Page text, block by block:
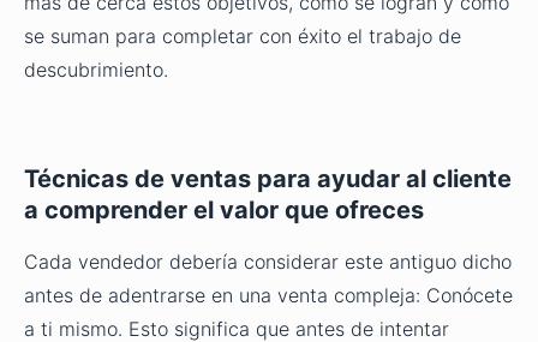
se suman para completar con éxito el trabajo de
descubrimiento.
Técnicas de ventas para ayudar al cliente
a comprender el valor que ofreces
Cada vendedor debería considerar este antiguo dicho
antes de adentrarse en una venta compleja: Conócete
a ti mismo. Esto significa que antes de intentar